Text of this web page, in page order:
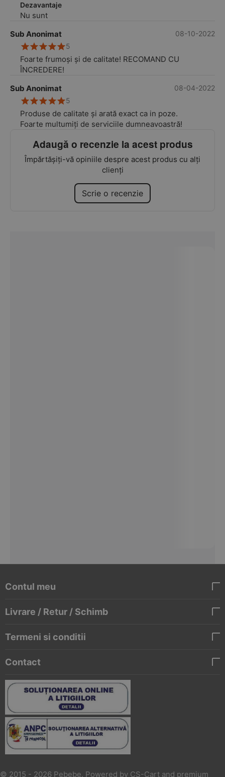
Dezavantaje
Nu sunt
Sub Anonimat
08-10-2022
5
Foarte frumoși și de calitate! RECOMAND CU
ÎNCREDERE!
Sub Anonimat
08-04-2022
5
Produse de calitate și arată exact ca in poze.
Foarte multumiți de serviciile dumneavoastră!
Adaugă o recenzie la acest produs
Împărtășiți-vă opiniile despre acest produs cu alți
clienți
Scrie o recenzie
Contul meu
Livrare / Retur / Schimb
Termeni si conditii
Contact
© 2015 - 2026 Pebebe. Powered by CS-Cart and premium